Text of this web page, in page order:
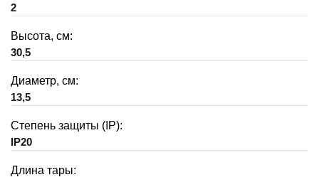
2
Высота, см:
30,5
Диаметр, см:
13,5
Степень защиты (IP):
IP20
Длина тары: